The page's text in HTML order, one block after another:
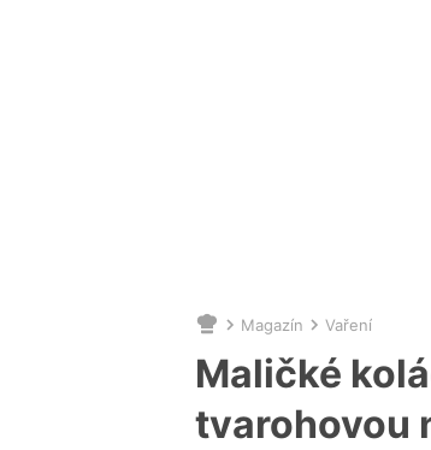
Nacházíte
se
zde:
Magazín Vaření
Maličké
tvarohovou